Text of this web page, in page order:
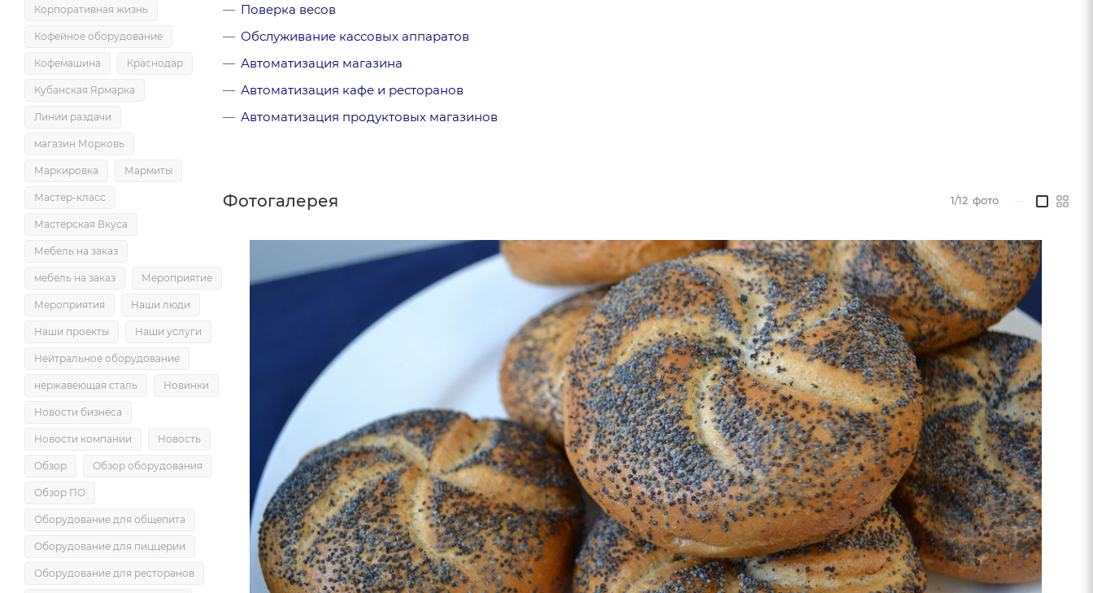
Поверка весов
Обслуживание кассовых аппаратов
Автоматизация магазина
Автоматизация кафе и ресторанов
Автоматизация продуктовых магазинов
Фотогалерея 1/12 фото
Корпоративная жизнь
Кофейное оборудование
Кофемашина Краснодар
Кубанская Ярмарка
Линии раздачи
магазин Морковь
Маркировка Мармиты
Мастер-класс
Мастерская Вкуса
Мебель на заказ
мебель на заказ Мероприятие
Мероприятия Наши люди
Наши проекты Наши услуги
Нейтральное оборудование
нержавеющая сталь Новинки
Новости бизнеса
Новости компании Новость
Обзор Обзор оборудования
Обзор ПО
Оборудование для общепита
Оборудование для пиццерии
Оборудование для ресторанов